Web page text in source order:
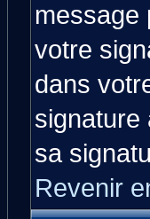
message
votre
dans
signature
sa
Revenir